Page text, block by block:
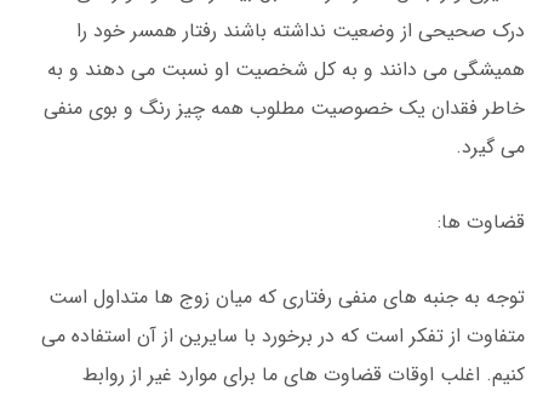
درک صحیحی از وضعیت نداشته باشند رفتار همسر خود را
همیشگی می دانند و به کل شخصیت او نسبت می دهند و به
خاطر فقدان یک خصوصیت مطلوب همه چیز رنگ و بوی منفی
می گیرد.
قضاوت ها:
توجه به جنبه های منفی رفتاری که میان زوج ها متداول است
متفاوت از تفکر است که در برخورد با سایرین از آن استفاده می
کنیم. اغلب اوقات قضاوت های ما برای موارد غیر از روابط